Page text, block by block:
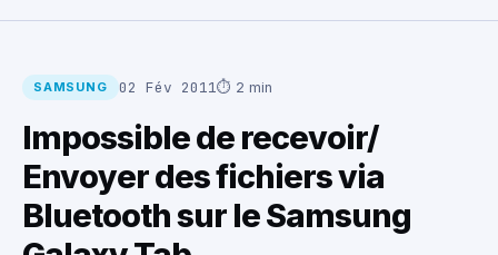
SAMSUNG 02 Fév 2011⏱ 2 min
Impossible de recevoir/
Envoyer des fichiers via
Bluetooth sur le Samsung